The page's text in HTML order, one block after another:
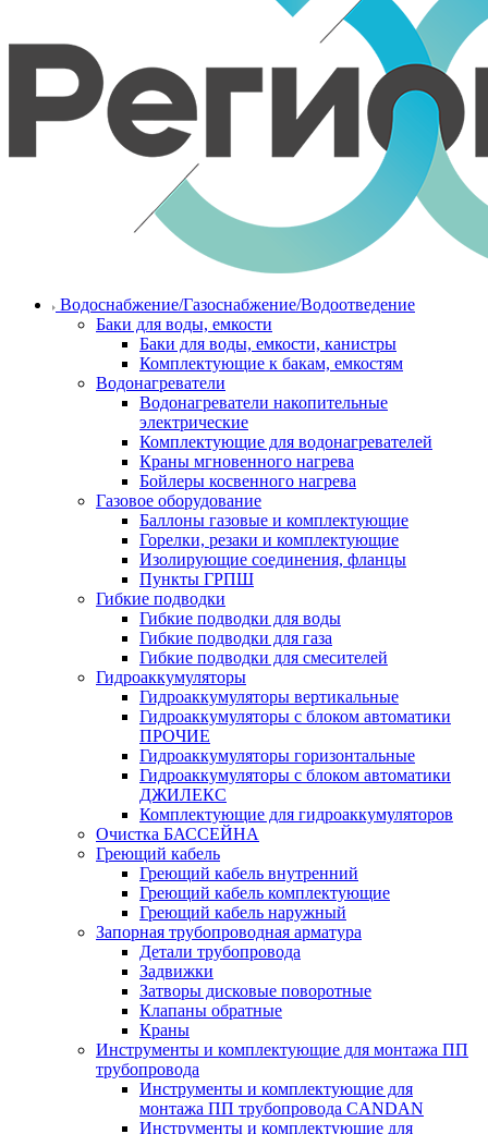
Водоснабжение/Газоснабжение/Водоотведение
Баки для воды, емкости
Баки для воды, емкости, канистры
Комплектующие к бакам, емкостям
Водонагреватели
Водонагреватели накопительные
электрические
Комплектующие для водонагревателей
Краны мгновенного нагрева
Бойлеры косвенного нагрева
Газовое оборудование
Баллоны газовые и комплектующие
Горелки, резаки и комплектующие
Изолирующие соединения, фланцы
Пункты ГРПШ
Гибкие подводки
Гибкие подводки для воды
Гибкие подводки для газа
Гибкие подводки для смесителей
Гидроаккумуляторы
Гидроаккумуляторы вертикальные
Гидроаккумуляторы с блоком автоматики
ПРОЧИЕ
Гидроаккумуляторы горизонтальные
Гидроаккумуляторы с блоком автоматики
ДЖИЛЕКС
Комплектующие для гидроаккумуляторов
Очистка БАССЕЙНА
Греющий кабель
Греющий кабель внутренний
Греющий кабель комплектующие
Греющий кабель наружный
Запорная трубопроводная арматура
Детали трубопровода
Задвижки
Затворы дисковые поворотные
Клапаны обратные
Краны
Инструменты и комплектующие для монтажа ПП
трубопровода
Инструменты и комплектующие для
монтажа ПП трубопровода CANDAN
Инструменты и комплектующие для